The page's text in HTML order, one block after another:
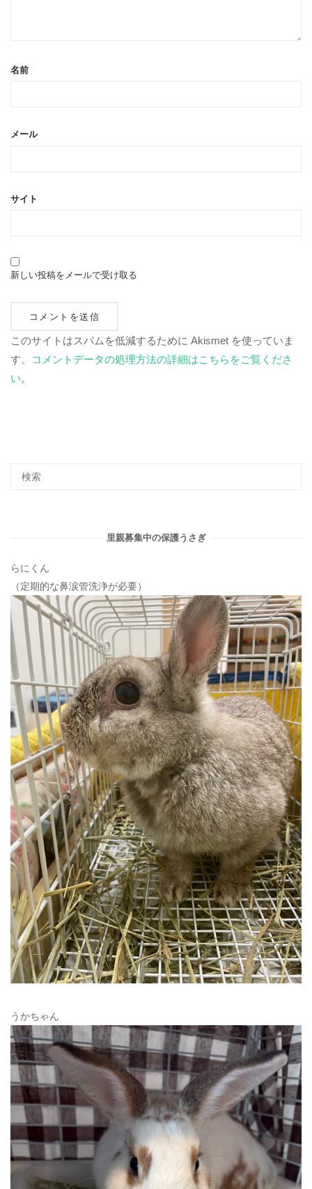
名前
メール
サイト
新しい投稿をメールで受け取る
このサイトはスパムを低減するために Akismet を使っていま
す。
コメントデータの処理方法の詳細はこちらをご覧くださ
い。
里親募集中の保護うさぎ
らにくん
（定期的な鼻涙管洗浄が必要）
うかちゃん